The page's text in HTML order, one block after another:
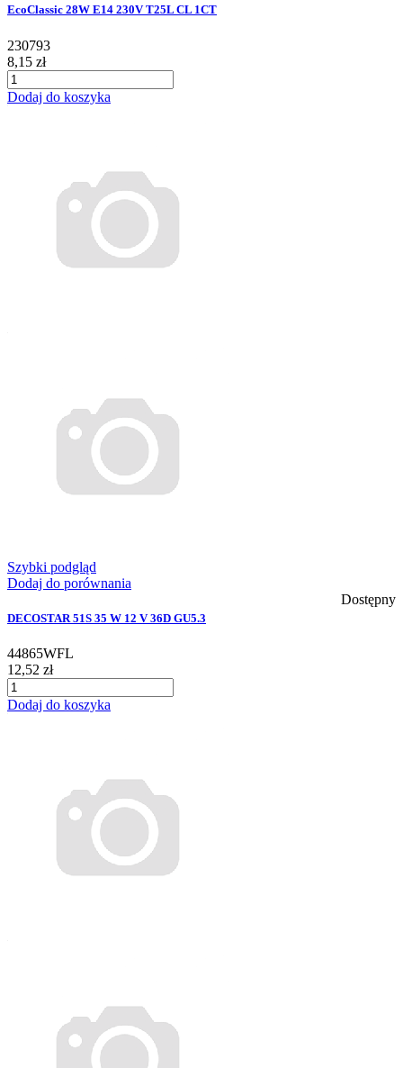
EcoClassic 28W E14 230V T25L CL 1CT
230793
8,15 zł
Dodaj do koszyka
Szybki podgląd
Dodaj do porównania
Dostępny
DECOSTAR 51S 35 W 12 V 36D GU5.3
44865WFL
12,52 zł
Dodaj do koszyka